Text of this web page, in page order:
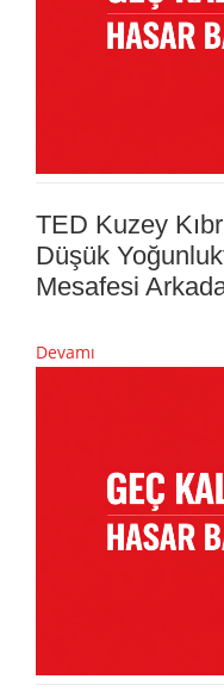
TED Kuzey
Düşük
Mesafesi
Devamı